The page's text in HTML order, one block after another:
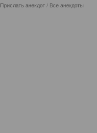
Прислать анекдот/ Все анекдоты